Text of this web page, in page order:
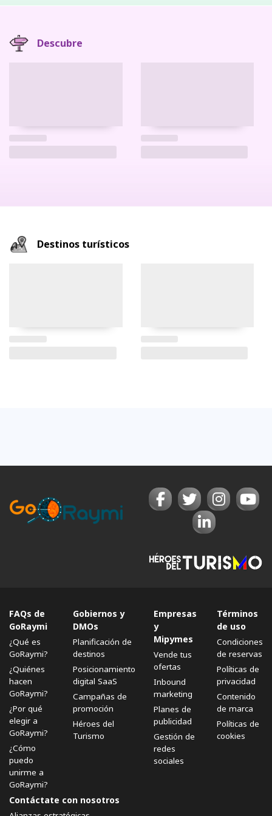
Descubre
Destinos turísticos
FAQs de
GoRaymi
¿Qué es
GoRaymi?
¿Quiénes
hacen
GoRaymi?
¿Por qué
elegir a
GoRaymi?
¿Cómo
puedo
unirme a
GoRaymi?
Gobiernos y
DMOs
Planificación de
destinos
Posicionamiento
digital SaaS
Campañas de
promoción
Héroes del
Turismo
Empresas
y
Mipymes
Vende tus
ofertas
Inbound
marketing
Planes de
publicidad
Gestión de
redes
sociales
Términos
de uso
Condiciones
de reservas
Políticas de
privacidad
Contenido
de marca
Políticas de
cookies
Contáctate con nosotros